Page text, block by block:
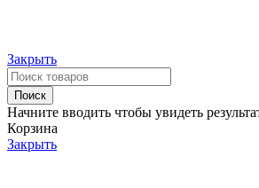
Закрыть
Поиск
Начните вводить чтобы увидеть
Корзина
Закрыть